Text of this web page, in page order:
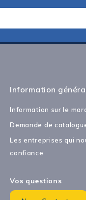
Information
Information sur le
Demande de
Les entreprises qui
confiance
Vos questions